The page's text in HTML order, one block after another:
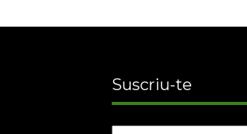
Suscriu-te